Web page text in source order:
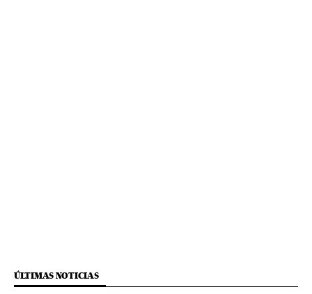
ÚLTIMAS NOTICIAS